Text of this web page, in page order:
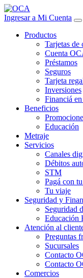
Ingresar a Mi Cuenta
Productos
Tarjetas de
Cuenta
Préstamos
Seguros
Tarjeta
Inversiones
Financiá
Beneficios
Educación
Metraje
Servicios
Canales
Débitos
STM
Pagá con
Tu viaje
Seguridad y
Seguridad
Educación
Atención al
Preguntas
Sucursales
Contacto
Contacto
Comercios